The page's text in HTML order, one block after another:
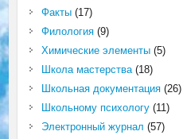
Факты(17)
Филология(9)
Химические элементы(5)
Школа мастерства(18)
Школьная документация(26)
Школьному психологу(11)
Электронный журнал (57)